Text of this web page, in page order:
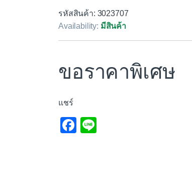
รหัสสินค้า: 3023707
Availability: มีสินค้า
ขอราคาพิเศษ
แชร์
F